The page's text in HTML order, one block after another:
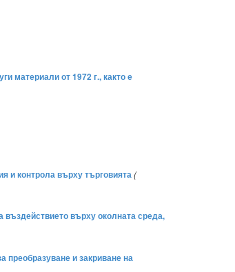
материали от 1972 г., както е
и контрола върху търговията(
въздействието върху околната среда,
преобразуване и закриване на